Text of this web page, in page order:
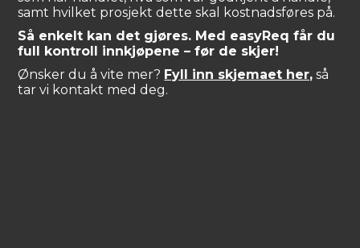
samt hvilket prosjekt dette skal kostnadsføres på.
Så enkelt kan det gjøres. Med easyReq får du
full kontroll innkjøpene – før de skjer!
Ønsker du å vite mer? Fyll inn skjemaet her, så
tar vi kontakt med deg.